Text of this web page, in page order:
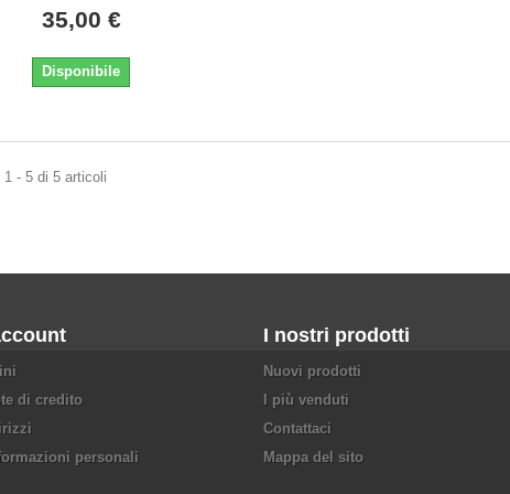
35,00 €
Disponibile
1 - 5 di 5 articoli
di credito
personali
I nostri prodotti
Nuovi prodotti
I più venduti
Contattaci
Mappa del sito